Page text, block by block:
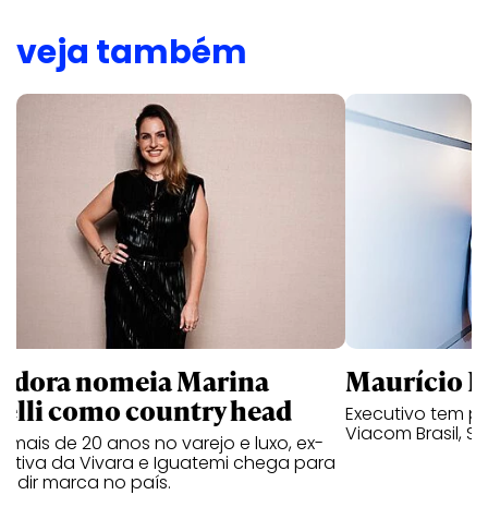
veja também
nomeia Marina
como country head
mais de 20 anos no varejo e luxo, ex-
da Vivara e Iguatemi chega para
marca no país.
Maurício
Executivo tem
Viacom Brasil,